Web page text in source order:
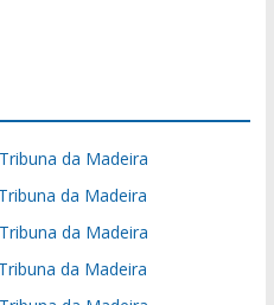
da Madeira
da Madeira
da Madeira
da Madeira